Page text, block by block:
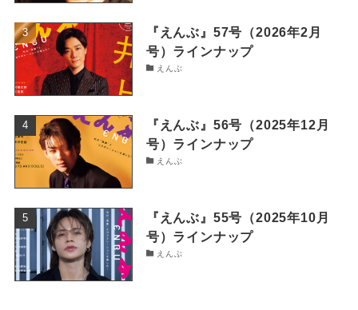
『えんぶ』57号（2026年2月
号）ラインナップ
えんぶ
『えんぶ』56号（2025年12月
号）ラインナップ
えんぶ
『えんぶ』55号（2025年10月
号）ラインナップ
えんぶ